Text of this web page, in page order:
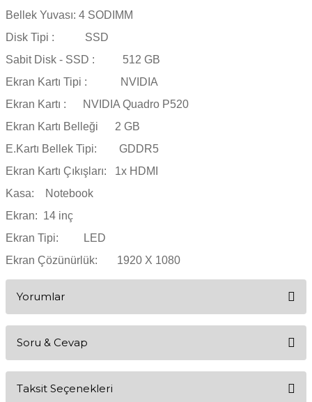
Bellek Yuvası: 4 SODIMM
Disk Tipi : SSD
Sabit Disk - SSD : 512 GB
Ekran Kartı Tipi : NVIDIA
Ekran Kartı : NVIDIA Quadro P520
Ekran Kartı Belleği 2 GB
E.Kartı Bellek Tipi: GDDR5
Ekran Kartı Çıkışları: 1x HDMI
Kasa: Notebook
Ekran: 14 inç
Ekran Tipi: LED
Ekran Çözünürlük: 1920 X 1080
Yorumlar
Soru & Cevap
Taksit Seçenekleri